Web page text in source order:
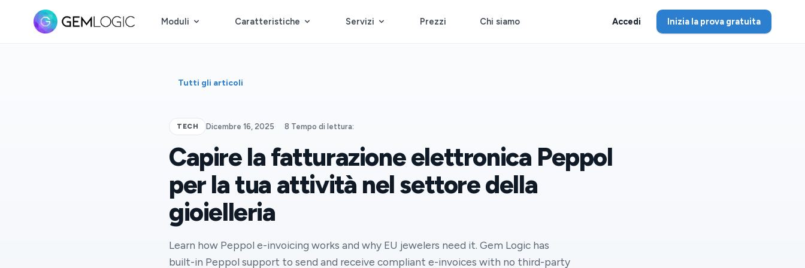
Moduli Caratteristiche Servizi Prezzi Chi siamo Accedi Inizia la prova gratuita
Tutti gli articoli
TECH Dicembre 16, 2025· 8 Tempo di lettura:
Capire la fatturazione elettronica Peppol
per la tua attività nel settore della
gioielleria
Learn how Peppol e-invoicing works and why EU jewelers need it. Gem Logic has
built-in Peppol support to send and receive compliant e-invoices with no third-party